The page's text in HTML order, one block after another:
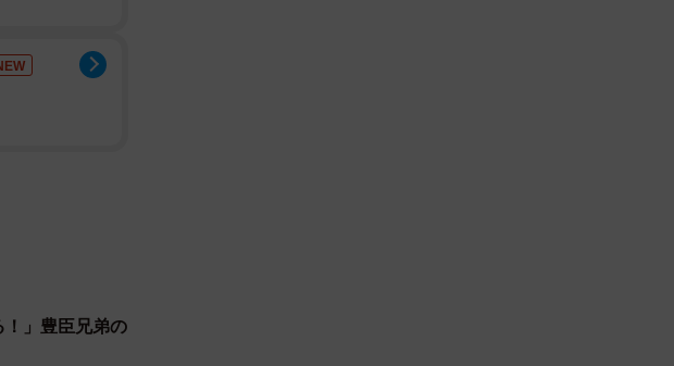
する国も存在
ることに変わ
い。しかし、
」豊臣兄弟の